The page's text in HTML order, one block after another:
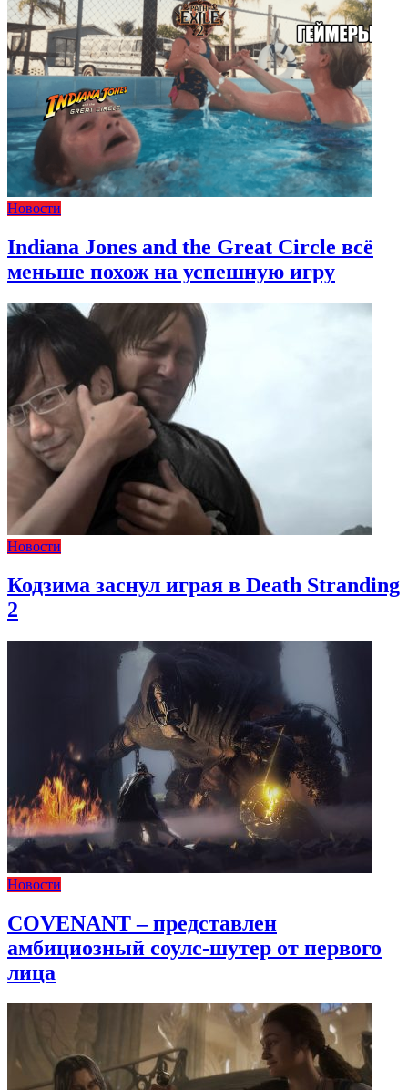
Новости
Indiana Jones and the Great Circle всё
меньше похож на успешную игру
Новости
Кодзима заснул играя в Death Stranding
2
Новости
COVENANT – представлен
амбициозный соулс-шутер от первого
лица